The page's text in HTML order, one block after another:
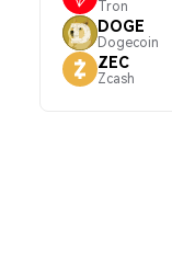
Tron
DOGE
Dogecoin
ZEC
Zcash